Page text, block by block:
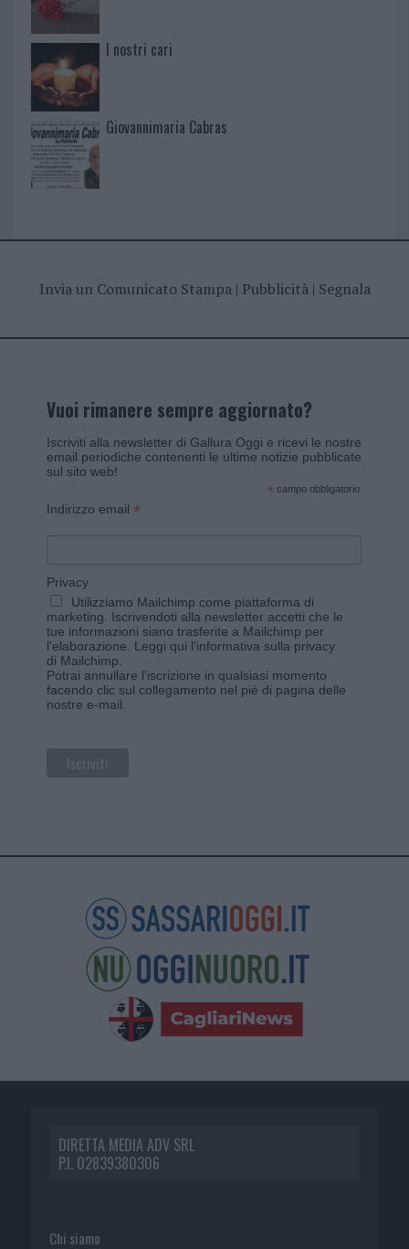
I nostri cari
Giovannimaria Cabras
Invia un Comunicato Stampa| Pubblicità| Segnala
Vuoi rimanere sempre aggiornato?
Iscriviti alla newsletter di Gallura Oggi e ricevi le nostre
email periodiche contenenti le ultime notizie pubblicate
sul sito web!
* campo obbligatorio
Indirizzo email *
Privacy
Utilizziamo Mailchimp come piattaforma di
marketing. Iscrivendoti alla newsletter accetti che le
tue informazioni siano trasferite a Mailchimp per
l'elaborazione. Leggi qui l'informativa sulla privacy
di Mailchimp
Potrai annullare l'iscrizione in qualsiasi momento
facendo clic sul collegamento nel piè di pagina delle
nostre e-mail.
DIRETTA MEDIA ADV SRL
P.I. 02839380306
Chi siamo